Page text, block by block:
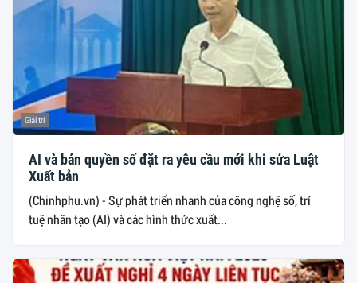
Giải trí
AI và bản quyền số đặt ra yêu cầu mới khi sửa Luật
Xuất bản
(Chinhphu.vn) - Sự phát triển nhanh của công nghệ số, trí
tuệ nhân tạo (AI) và các hình thức xuất...